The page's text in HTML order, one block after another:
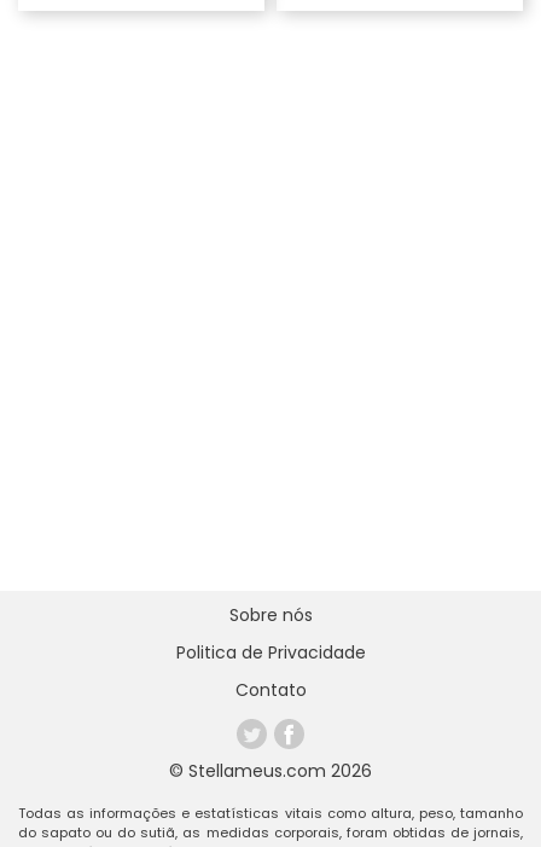
© Stellameus.com 2026
Sobre nós
Politica de Privacidade
Contato
Todas as informações e estatísticas vitais como altura, peso, tamanho
do sapato ou do sutiã, as medidas corporais, foram obtidas de jornais,